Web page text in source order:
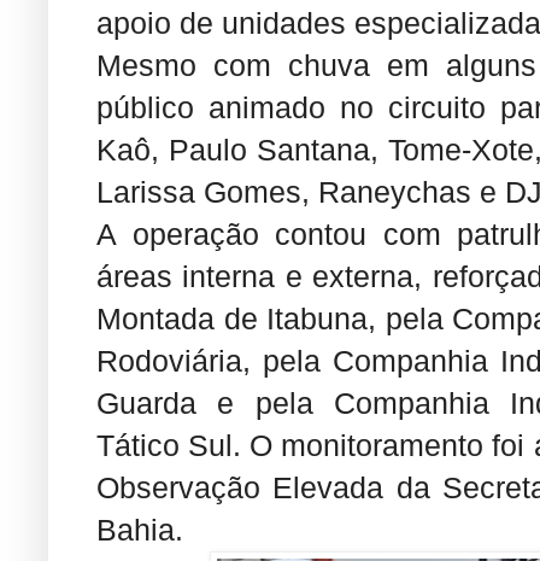
apoio de unidades
Mesmo com chuva em
público animado no circuito
Kaô, Paulo Santana, Tome-
Larissa Gomes, Raneychas e
A operação contou com
áreas interna e externa,
Montada de Itabuna, pela
Rodoviária, pela Companhia
Guarda e pela Companhia
Tático Sul. O monitoramento
Observação Elevada da
Bahia.